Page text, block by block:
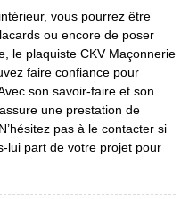
vous pourrez être
ou encore de poser
le plaquiste CKV Maçonnerie
faire confiance pour
son savoir-faire et son
une prestation de
pas à le contacter si
lui part de votre projet pour